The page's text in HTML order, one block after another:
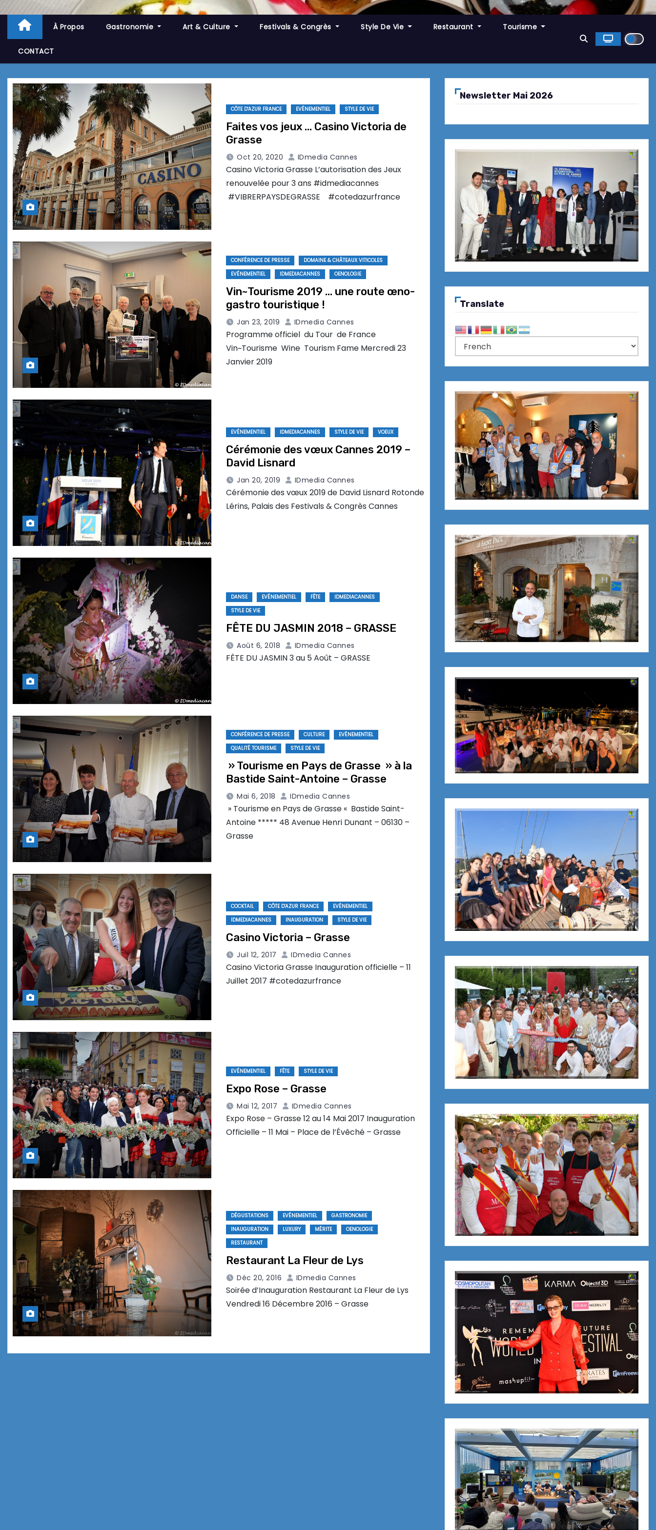
À Propos Gastronomie Art & Culture Festivals & Congrès Style De Vie Restaurant Tourisme
CONTACT
CÔTE D'AZUR FRANCE EVÉNEMENTIEL STYLE DE VIE
Faites vos jeux … Casino Victoria de
Grasse
Oct 20, 2020 IDmedia Cannes
Casino Victoria Grasse L’autorisation des Jeux
renouvelée pour 3 ans #idmediacannes
#VIBRERPAYSDEGRASSE #cotedazurfrance
CONFÉRENCE DE PRESSE
DOMAINE & CHÂTEAUX VITICOLES
EVÉNEMENTIEL
IDMEDIACANNES OENOLOGIE
Vin~Tourisme 2019 … une route œno-
gastro touristique !
Jan 23, 2019 IDmedia Cannes
Programme officiel du Tour de France
Vin~Tourisme Wine Tourism Fame Mercredi 23
Janvier 2019
EVÉNEMENTIEL IDMEDIACANNES STYLE DE VIE VOEUX
Cérémonie des vœux Cannes 2019 –
David Lisnard
Jan 20, 2019 IDmedia Cannes
Cérémonie des vœux 2019 de David Lisnard Rotonde
Lérins, Palais des Festivals & Congrès Cannes
DANSE EVÉNEMENTIEL FÊTE
IDMEDIACANNES
STYLE DE VIE
FÊTE DU JASMIN 2018 – GRASSE
Août 6, 2018 IDmedia Cannes
FÊTE DU JASMIN 3 au 5 Août – GRASSE
CONFÉRENCE DE PRESSE CULTURE
EVÉNEMENTIEL
QUALITÉ TOURISME
STYLE DE VIE
» Tourisme en Pays de Grasse » à la
Bastide Saint-Antoine – Grasse
Mai 6, 2018 IDmedia Cannes
» Tourisme en Pays de Grasse « Bastide Saint-
Antoine ***** 48 Avenue Henri Dunant – 06130 –
Grasse
COCKTAIL CÔTE D'AZUR FRANCE
EVÉNEMENTIEL
IDMEDIACANNES
INAUGURATION STYLE DE VIE
Casino Victoria – Grasse
Juil 12, 2017 IDmedia Cannes
Casino Victoria Grasse Inauguration officielle – 11
Juillet 2017 #cotedazurfrance
EVÉNEMENTIEL FÊTE STYLE DE VIE
Expo Rose – Grasse
Mai 12, 2017 IDmedia Cannes
Expo Rose – Grasse 12 au 14 Mai 2017 Inauguration
Officielle – 11 Mai – Place de l’Évêché – Grasse
DÉGUSTATIONS EVÉNEMENTIEL
GASTRONOMIE
INAUGURATION
LUXURY MÉRITE
OENOLOGIE
RESTAURANT
Restaurant La Fleur de Lys
Déc 20, 2016 IDmedia Cannes
Soirée d’Inauguration Restaurant La Fleur de Lys
Vendredi 16 Décembre 2016 – Grasse
Newsletter Mai 2026
Translate